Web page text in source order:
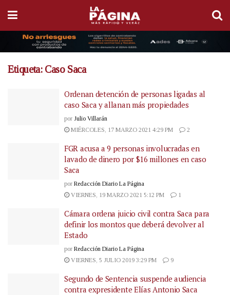
Etiqueta: Caso Saca
Ordenan detención de personas ligadas al
caso Saca y allanan más propiedades
por Julio Villarán
MIÉRCOLES, 17 MARZO 2021 4:29 PM
2
FGR acusa a 9 personas involucradas en
lavado de dinero por $16 millones en caso
Saca
por Redacción Diario La Página
VIERNES, 19 MARZO 2021 5:12 PM
1
Cámara ordena juicio civil contra Saca para
definir los montos que deberá devolver al
Estado
por Redacción Diario La Página
VIERNES, 5 JULIO 2019 3:29 PM
9
Segundo de Sentencia suspende audiencia
contra expresidente Elías Antonio Saca